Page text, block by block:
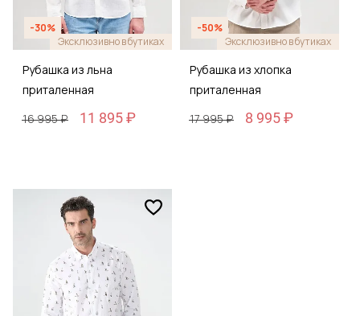
-30%
Эксклюзивно в бутиках
Рубашка из льна
приталенная
16 995 ₽
11 895 ₽
-50%
Эксклюзивно в бутиках
Рубашка из хлопка
приталенная
17 995 ₽
8 995 ₽